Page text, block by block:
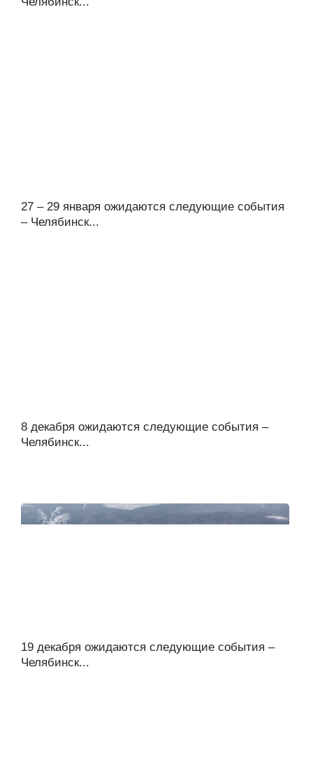
27 – 29 января ожидаются следующие события
– Челябинск...
8 декабря ожидаются следующие события –
Челябинск...
19 декабря ожидаются следующие события –
Челябинск...